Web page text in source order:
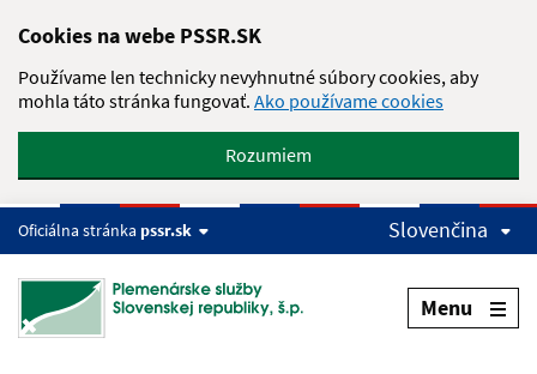
Cookies na webe PSSR.SK
Používame len technicky nevyhnutné súbory cookies, aby
mohla táto stránka fungovať. Ako používame cookies
Rozumiem
Oficiálna stránka pssr.sk Slovenčina
Menu